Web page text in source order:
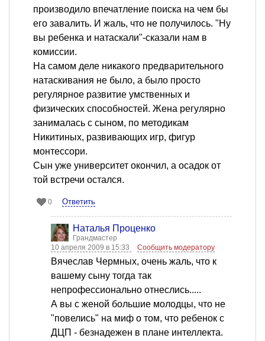
производило впечатление поиска на чем бы
его завалить. И жаль, что не получилось. "Ну
вы ребенка и натаскали"-сказали нам в
комиссии.
На самом деле никакого предварительного
натаскивания не было, а было просто
регулярное развитие умственных и
физических способностей. Жена регулярно
занималась с сыном, по методикам
Никитиных, развивающих игр, фигур
монтессори.
Сын уже университет окончил, а осадок от
той встречи остался.
0 Ответить
Наталья Проценко
Грандмастер
10 апреля 2009 в 15:33
Сообщить модератору
Вячеслав Чермных, очень жаль, что к
вашему сыну тогда так
непрофессионально отнеслись.....
А вы с женой большие молодцы, что не
"повелись" на миф о том, что ребенок с
ДЦП - безнадежен в плане интеллекта.